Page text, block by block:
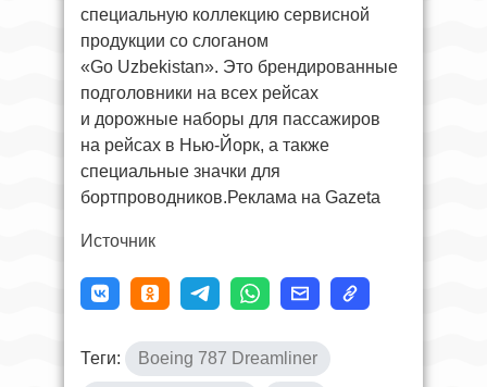
специальную коллекцию сервисной
продукции со слоганом
«Go Uzbekistan». Это брендированные
подголовники на всех рейсах
и дорожные наборы для пассажиров
на рейсах в Нью-Йорк, а также
специальные значки для
бортпроводников.Реклама на Gazeta
Источник
Теги: Boeing 787 Dreamliner